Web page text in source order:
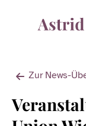
Zur News-